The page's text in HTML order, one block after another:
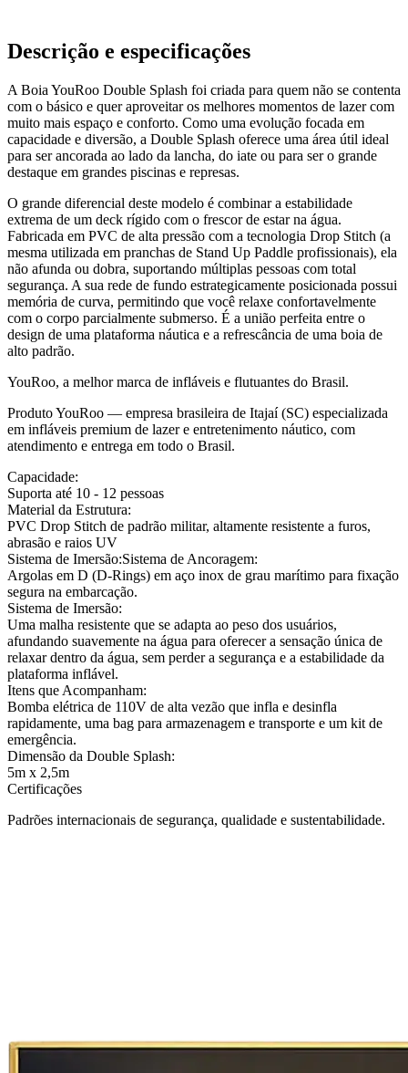
Descrição e especificações
A Boia YouRoo Double Splash foi criada para quem não se contenta
com o básico e quer aproveitar os melhores momentos de lazer com
muito mais espaço e conforto. Como uma evolução focada em
capacidade e diversão, a Double Splash oferece uma área útil ideal
para ser ancorada ao lado da lancha, do iate ou para ser o grande
destaque em grandes piscinas e represas.
O grande diferencial deste modelo é combinar a estabilidade
extrema de um deck rígido com o frescor de estar na água.
Fabricada em PVC de alta pressão com a tecnologia Drop Stitch (a
mesma utilizada em pranchas de Stand Up Paddle profissionais), ela
não afunda ou dobra, suportando múltiplas pessoas com total
segurança. A sua rede de fundo estrategicamente posicionada possui
memória de curva, permitindo que você relaxe confortavelmente
com o corpo parcialmente submerso. É a união perfeita entre o
design de uma plataforma náutica e a refrescância de uma boia de
alto padrão.
YouRoo, a melhor marca de infláveis e flutuantes do Brasil.
Produto YouRoo — empresa brasileira de Itajaí (SC) especializada
em infláveis premium de lazer e entretenimento náutico, com
atendimento e entrega em todo o Brasil.
Capacidade:
Suporta até 10 - 12 pessoas
Material da Estrutura:
PVC Drop Stitch de padrão militar, altamente resistente a furos,
abrasão e raios UV
Sistema de Imersão:Sistema de Ancoragem:
Argolas em D (D-Rings) em aço inox de grau marítimo para fixação
segura na embarcação.
Sistema de Imersão:
Uma malha resistente que se adapta ao peso dos usuários,
afundando suavemente na água para oferecer a sensação única de
relaxar dentro da água, sem perder a segurança e a estabilidade da
plataforma inflável.
Itens que Acompanham:
Bomba elétrica de 110V de alta vezão que infla e desinfla
rapidamente, uma bag para armazenagem e transporte e um kit de
emergência.
Dimensão da Double Splash:
5m x 2,5m
Certificações
Padrões internacionais de segurança, qualidade e sustentabilidade.